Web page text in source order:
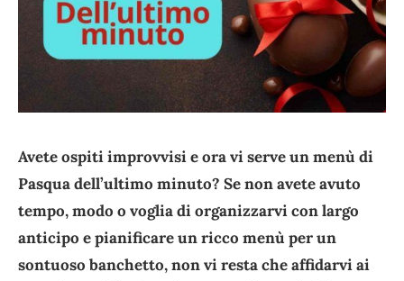
Avete ospiti improvvisi e ora vi serve un menù di
Pasqua dell’ultimo minuto? Se non avete avuto
tempo, modo o voglia di organizzarvi con largo
anticipo e pianificare un ricco menù per un
sontuoso banchetto, non vi resta che affidarvi ai